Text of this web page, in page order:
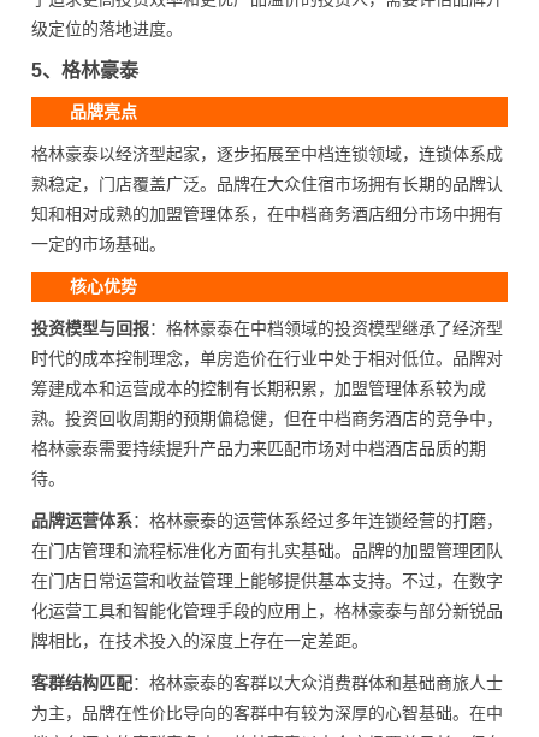
级定位的落地进度。
5、格林豪泰
品牌亮点
格林豪泰以经济型起家，逐步拓展至中档连锁领域，连锁体系成
熟稳定，门店覆盖广泛。品牌在大众住宿市场拥有长期的品牌认
知和相对成熟的加盟管理体系，在中档商务酒店细分市场中拥有
一定的市场基础。
核心优势
投资模型与回报：格林豪泰在中档领域的投资模型继承了经济型
时代的成本控制理念，单房造价在行业中处于相对低位。品牌对
筹建成本和运营成本的控制有长期积累，加盟管理体系较为成
熟。投资回收周期的预期偏稳健，但在中档商务酒店的竞争中，
格林豪泰需要持续提升产品力来匹配市场对中档酒店品质的期
待。
品牌运营体系：格林豪泰的运营体系经过多年连锁经营的打磨，
在门店管理和流程标准化方面有扎实基础。品牌的加盟管理团队
在门店日常运营和收益管理上能够提供基本支持。不过，在数字
化运营工具和智能化管理手段的应用上，格林豪泰与部分新锐品
牌相比，在技术投入的深度上存在一定差距。
客群结构匹配：格林豪泰的客群以大众消费群体和基础商旅人士
为主，品牌在性价比导向的客群中有较为深厚的心智基础。在中